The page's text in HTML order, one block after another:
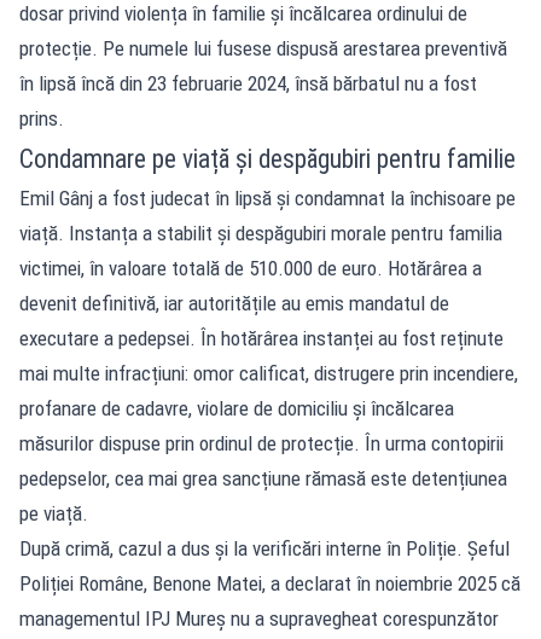
dosar privind violența în familie și încălcarea ordinului de
protecție. Pe numele lui fusese dispusă arestarea preventivă
în lipsă încă din 23 februarie 2024, însă bărbatul nu a fost
prins.
Condamnare pe viață și despăgubiri pentru familie
Emil Gânj a fost judecat în lipsă și condamnat la închisoare pe
viață. Instanța a stabilit și despăgubiri morale pentru familia
victimei, în valoare totală de 510.000 de euro. Hotărârea a
devenit definitivă, iar autoritățile au emis mandatul de
executare a pedepsei. În hotărârea instanței au fost reținute
mai multe infracțiuni: omor calificat, distrugere prin incendiere,
profanare de cadavre, violare de domiciliu și încălcarea
măsurilor dispuse prin ordinul de protecție. În urma contopirii
pedepselor, cea mai grea sancțiune rămasă este detențiunea
pe viață.
După crimă, cazul a dus și la verificări interne în Poliție. Șeful
Poliției Române, Benone Matei, a declarat în noiembrie 2025 că
managementul IPJ Mureș nu a supravegheat corespunzător